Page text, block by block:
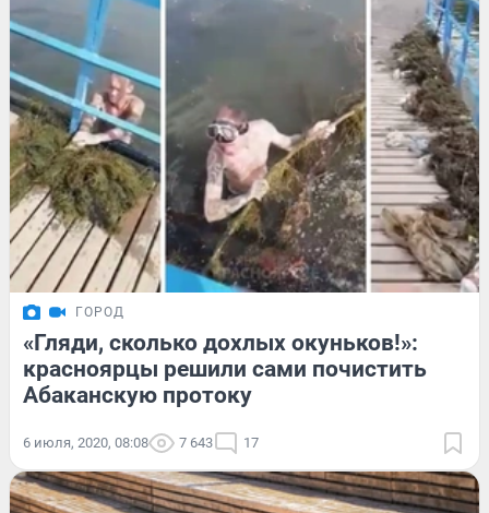
ГОРОД
«Гляди, сколько дохлых окуньков!»:
красноярцы решили сами почистить
Абаканскую протоку
6 июля, 2020, 08:08 7 643 17